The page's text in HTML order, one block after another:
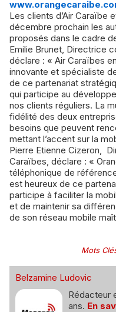
Les clients d’Air Caraïbe
décembre prochain les
proposés dans le cadre
Emilie Brunet, Directrice
déclare : « Air Caraïbes
innovante et spécialiste
de ce partenariat
qui participe au
nos clients réguliers. La
fidélité des deux
besoins que peuvent
mettant l’accent sur la
Pierre Etienne Cizeron,
Caraïbes, déclare : «
téléphonique de
est heureux de ce
participe à faciliter la
et de maintenir sa
de son réseau mobile
Mots
Belzamine Ludovic
Rédacteur
ans. En